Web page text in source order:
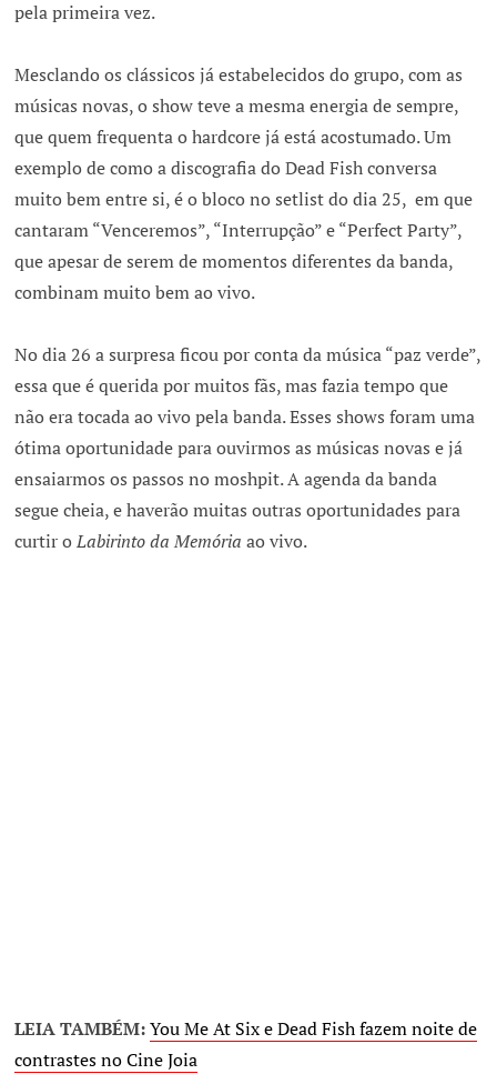
pela primeira vez.
Mesclando os clássicos já estabelecidos do grupo, com as
músicas novas, o show teve a mesma energia de sempre,
que quem frequenta o hardcore já está acostumado. Um
exemplo de como a discografia do Dead Fish conversa
muito bem entre si, é o bloco no setlist do dia 25, em que
cantaram “Venceremos”, “Interrupção” e “Perfect Party”,
que apesar de serem de momentos diferentes da banda,
combinam muito bem ao vivo.
No dia 26 a surpresa ficou por conta da música “paz verde”,
essa que é querida por muitos fãs, mas fazia tempo que
não era tocada ao vivo pela banda. Esses shows foram uma
ótima oportunidade para ouvirmos as músicas novas e já
ensaiarmos os passos no moshpit. A agenda da banda
segue cheia, e haverão muitas outras oportunidades para
curtir oLabirinto da Memória ao vivo.
LEIA TAMBÉM:You Me At Six e Dead Fish fazem noite de
contrastes no Cine Joia